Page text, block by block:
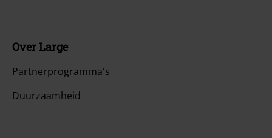
Over Large
Partnerprogramma's
Duurzaamheid